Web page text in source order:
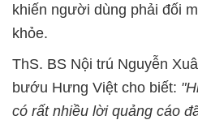
khiến người dùng phải đối
khỏe.
ThS. BS Nội trú Nguyễn
bướu Hưng Việt cho biết:
có rất nhiều lời quảng cáo